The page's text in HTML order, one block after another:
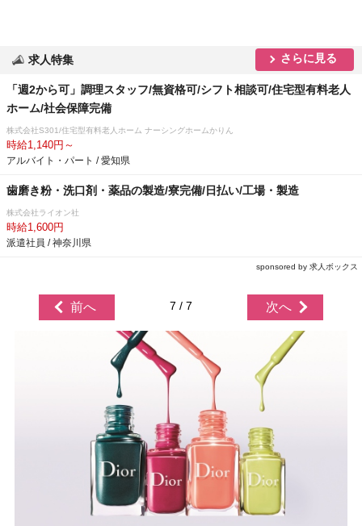
求人特集 さらに見る
「週2から可」調理スタッフ/無資格可/シフト相談可/住宅型有料老人
ホーム/社会保障完備
株式会社S301/住宅型有料老人ホーム ナーシングホームかりん
時給1,140円～
アルバイト・パート / 愛知県
歯磨き粉・洗口剤・薬品の製造/寮完備/日払い/工場・製造
株式会社ライオン社
時給1,600円
派遣社員 / 神奈川県
sponsored by 求人ボックス
前へ 7 / 7 次へ